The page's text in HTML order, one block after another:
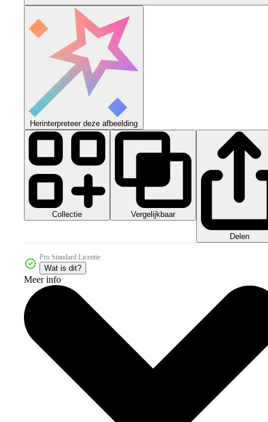
Herinterpreteer deze afbeelding
Collectie Vergelijkbaar
Delen
Pro Standard Licentie
Wat is dit?
Meer info